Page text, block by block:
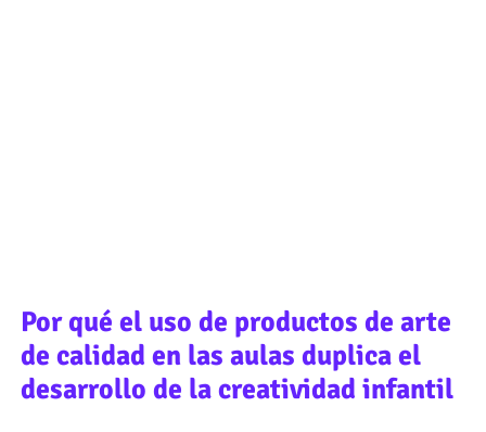
Por qué el uso de productos de arte
de calidad en las aulas duplica el
desarrollo de la creatividad infantil